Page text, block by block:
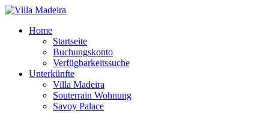
Home
Startseite
Buchungskonto
Verfügbarkeitssuche
Unterkünfte
Villa Madeira
Souterrain Wohnung
Savoy Palace